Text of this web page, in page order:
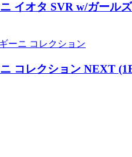
イオタ SVR w/ガール
ーニ コレクション
コレクション NEXT